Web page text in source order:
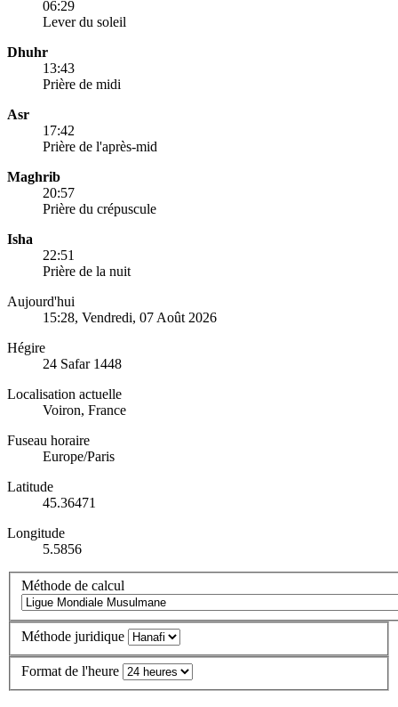
06:29
Lever du soleil
Dhuhr
13:43
Prière de midi
Asr
17:42
Prière de l'après-mid
Maghrib
20:57
Prière du crépuscule
Isha
22:51
Prière de la nuit
Aujourd'hui
15:28, Vendredi, 07 Août 2026
Hégire
24 Safar 1448
Localisation actuelle
Voiron, France
Fuseau horaire
Europe/Paris
Latitude
45.36471
Longitude
5.5856
Méthode de calcul
Méthode juridique
Format de l'heure